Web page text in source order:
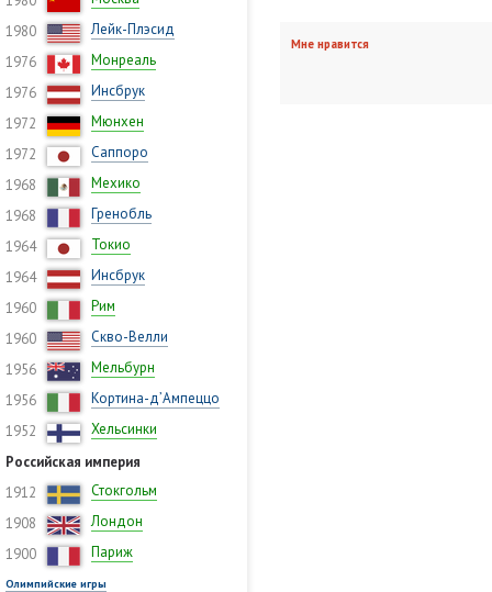
1980
Лейк-Плэсид
1976
Монреаль
1976
Инсбрук
1972
Мюнхен
1972
Саппоро
1968
Мехико
1968
Гренобль
1964
Токио
1964
Инсбрук
1960
Рим
1960
Скво-Велли
1956
Мельбурн
1956
Кортина-д’Ампеццо
1952
Хельсинки
Российская империя
1912
Стокгольм
1908
Лондон
1900
Париж
Олимпийские игры
Мне нравится